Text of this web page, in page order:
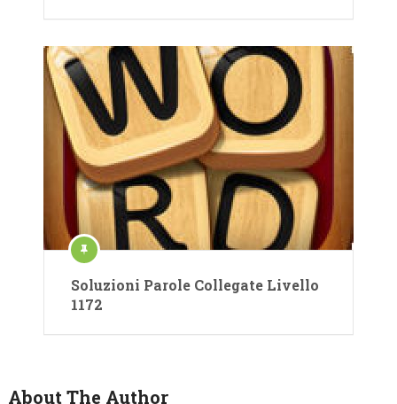
Soluzioni Parole Collegate Livello
1172
About The Author